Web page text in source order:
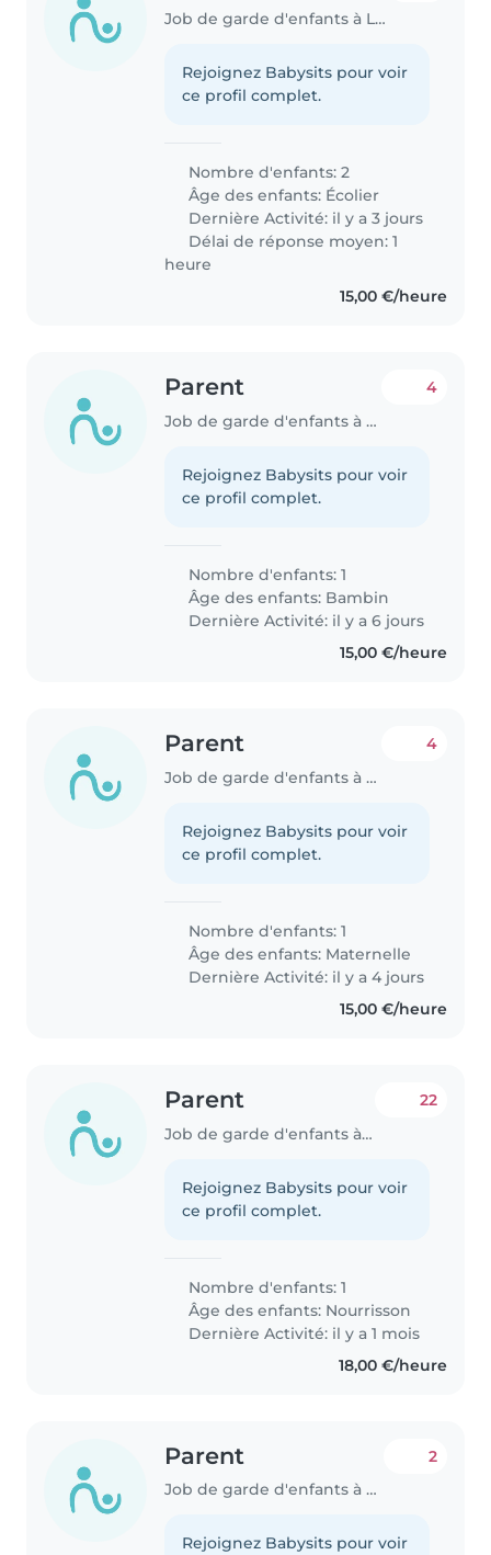
Job de garde d'enfants à Lipperscheid
Rejoignez Babysits pour voir
ce profil complet.
Nombre d'enfants: 2
Âge des enfants: Écolier
Dernière Activité: il y a 3 jours
Délai de réponse moyen: 1
heure
15,00 €/heure
Parent
Job de garde d'enfants à Roeser
4
Rejoignez Babysits pour voir
ce profil complet.
Nombre d'enfants: 1
Âge des enfants: Bambin
Dernière Activité: il y a 6 jours
15,00 €/heure
Parent
Job de garde d'enfants à Machtum
4
Rejoignez Babysits pour voir
ce profil complet.
Nombre d'enfants: 1
Âge des enfants: Maternelle
Dernière Activité: il y a 4 jours
15,00 €/heure
Parent
Job de garde d'enfants à Luxembourg
22
Rejoignez Babysits pour voir
ce profil complet.
Nombre d'enfants: 1
Âge des enfants: Nourrisson
Dernière Activité: il y a 1 mois
18,00 €/heure
Parent
Job de garde d'enfants à Wormeldange, sur la Moselle.
2
Rejoignez Babysits pour voir